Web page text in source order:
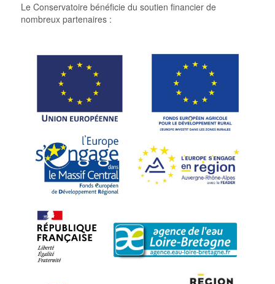
Le Conservatoire bénéficie du soutien financier de
nombreux partenaires :